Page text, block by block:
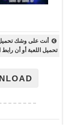
تحميل اللعبة أو أن